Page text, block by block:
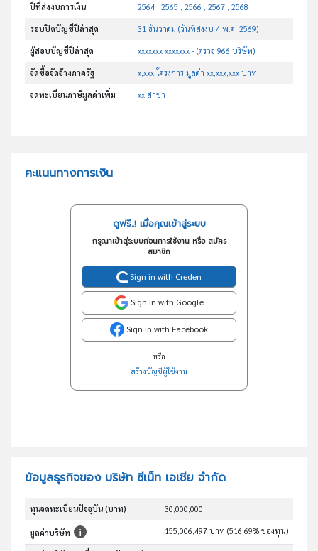
ปีที่ส่งงบการเงิน 2564 , 2565 , 2566 , 2567 , 2568
รอบปิดบัญชีปีล่าสุด 31 ธันวาคม (วันที่ส่งงบ 4 พ.ค. 2569)
ผู้สอบบัญชีปีล่าสุด xxxxxxx xxxxxxx - (ตรวจ 966 บริษัท)
จัดซื้อจัดจ้างภาครัฐ x,xxx โครงการ มูลค่า xx,xxx,xxx บาท
จดทะเบียนภาษีมูลค่าเพิ่ม xx สาขา
คะแนนทางการเงิน
ดูฟรี..! เมื่อคุณเข้าสู่ระบบ
กรุณาเข้าสู่ระบบก่อนการใช้งาน หรือ สมัคร
สมาชิก
Sign in with Creden
Sign in with Google
Sign in with Facebook
หรือ
สร้างบัญชีผู้ใช้งาน
ข้อมูลธุรกิจของ บริษัท ซีเน็ท เอเชีย จำกัด
ทุนจดทะเบียนปัจจุบัน (บาท) 30,000,000
มูลค่าบริษัท 155,006,497 บาท (516.69% ของทุน)